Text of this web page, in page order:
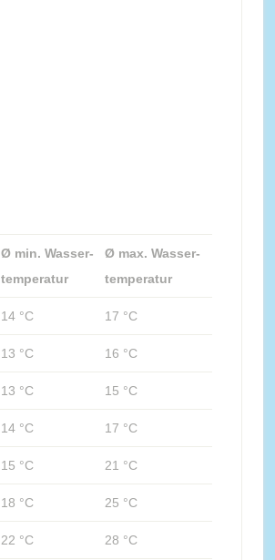
Ø min. Wasser-
temperatur
Ø max. Wasser-
temperatur
14 °C 17 °C
13 °C 16 °C
13 °C 15 °C
14 °C 17 °C
15 °C 21 °C
18 °C 25 °C
22 °C 28 °C